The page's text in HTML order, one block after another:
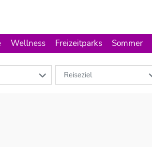
Wellness Freizeitparks Sommer
Reiseziel